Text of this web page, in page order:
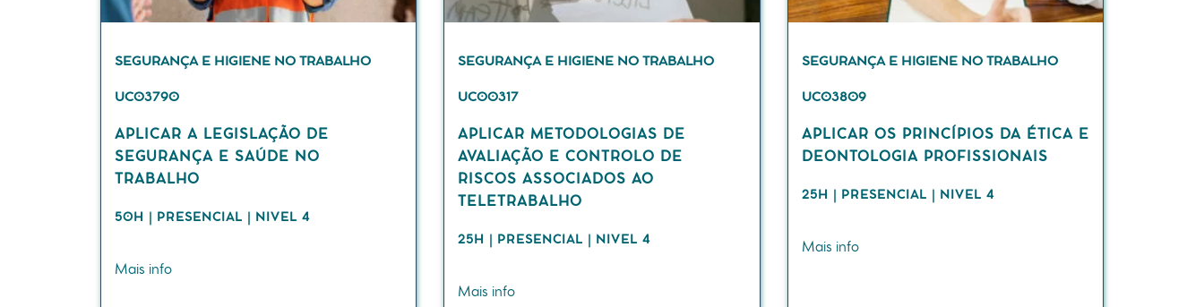
SEGURANÇA E HIGIENE NO TRABALHO
UC03790
APLICAR A LEGISLAÇÃO DE
SEGURANÇA E SAÚDE NO
TRABALHO
50H | PRESENCIAL | NIVEL 4
Mais info
SEGURANÇA E HIGIENE NO TRABALHO
UC00317
APLICAR METODOLOGIAS DE
AVALIAÇÃO E CONTROLO DE
RISCOS ASSOCIADOS AO
TELETRABALHO
25H | PRESENCIAL | NIVEL 4
Mais info
SEGURANÇA E HIGIENE NO TRABALHO
UC03809
APLICAR OS PRINCÍPIOS DA ÉTICA E
DEONTOLOGIA PROFISSIONAIS
25H | PRESENCIAL | NIVEL 4
Mais info